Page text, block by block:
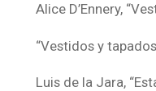
Alice D’Ennery,
“Vestidos y
Luis de la Jara,